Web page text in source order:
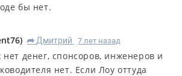
бы нет.
) R Дмитрий 7 лет назад
денег, спонсоров, инженеров и
нет. Если Лоу оттуда